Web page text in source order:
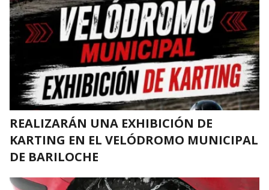
REALIZARÁN UNA EXHIBICIÓN DE
KARTING EN EL VELÓDROMO MUNICIPAL
DE BARILOCHE